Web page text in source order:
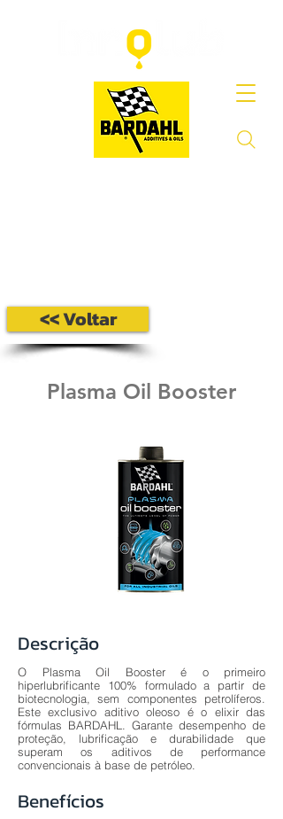
<< Voltar
Plasma Oil Booster
Descrição
O Plasma Oil Booster é o primeiro
hiperlubrificante 100% formulado a partir de
biotecnologia, sem componentes petrolíferos.
Este exclusivo aditivo oleoso é o elixir das
fórmulas BARDAHL. Garante desempenho de
proteção, lubrificação e durabilidade que
superam os aditivos de performance
convencionais à base de petróleo.
Benefícios